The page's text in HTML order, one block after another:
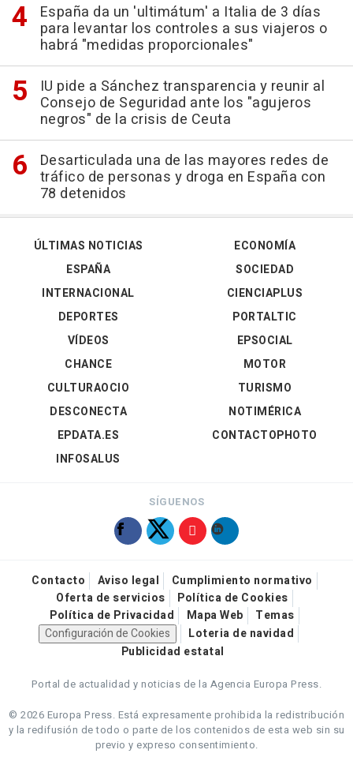
España da un 'ultimátum' a Italia de 3 días
para levantar los controles a sus viajeros o
habrá "medidas proporcionales"
IU pide a Sánchez transparencia y reunir al
Consejo de Seguridad ante los "agujeros
negros" de la crisis de Ceuta
Desarticulada una de las mayores redes de
tráfico de personas y droga en España con
78 detenidos
ÚLTIMAS NOTICIAS
ESPAÑA
INTERNACIONAL
DEPORTES
VÍDEOS
ECONOMÍA
SOCIEDAD
CIENCIAPLUS
PORTALTIC
EPSOCIAL
CHANCE
CULTURAOCIO
DESCONECTA
EPDATA.ES
INFOSALUS
MOTOR
TURISMO
NOTIMÉRICA
CONTACTOPHOTO
SÍGUENOS
Contacto Aviso legal
Cumplimiento normativo
Oferta de servicios
Política de Cookies
Política de Privacidad
Mapa Web
Temas
Configuración de Cookies
Loteria de navidad
Publicidad estatal
Portal de actualidad y noticias de la Agencia Europa Press.
© 2026 Europa Press. Está expresamente prohibida la redistribución
y la redifusión de todo o parte de los contenidos de esta web sin su
previo y expreso consentimiento.